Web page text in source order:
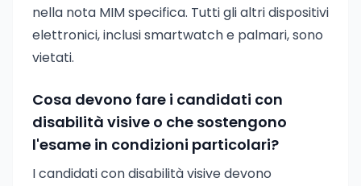
nella nota MIM specifica. Tutti gli altri dispositivi
elettronici, inclusi smartwatch e palmari, sono
vietati.
Cosa devono fare i candidati con
disabilità visive o che sostengono
l'esame in condizioni particolari?
I candidati con disabilità visive devono